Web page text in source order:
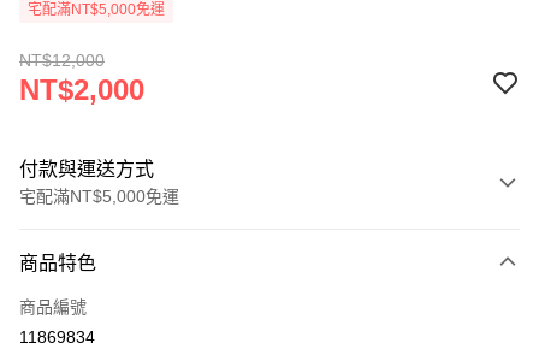
宅配滿NT$5,000免運
NT$12,000
NT$2,000
付款與運送方式
宅配滿NT$5,000免運
信用卡一次付款
LINE Pay
商品特色
商品編號
11869834